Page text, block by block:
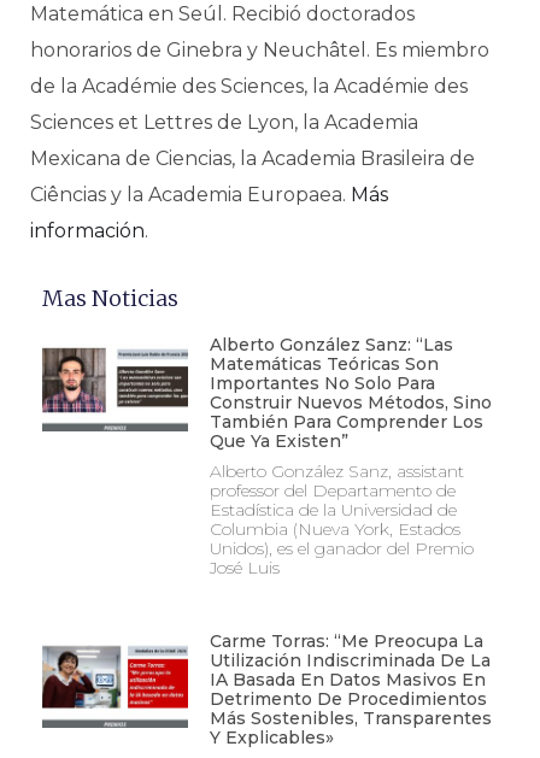
Matemática en Seúl. Recibió doctorados
honorarios de Ginebra y Neuchâtel. Es miembro
de la Académie des Sciences, la Académie des
Sciences et Lettres de Lyon, la Academia
Mexicana de Ciencias, la Academia Brasileira de
Ciências y la Academia Europaea. Más
información.
Mas Noticias
Alberto González Sanz: “Las
Matemáticas Teóricas Son
Importantes No Solo Para
Construir Nuevos Métodos, Sino
También Para Comprender Los
Que Ya Existen”
Alberto González Sanz, assistant
professor del Departamento de
Estadística de la Universidad de
Columbia (Nueva York, Estados
Unidos), es el ganador del Premio
José Luis
Carme Torras: “Me Preocupa La
Utilización Indiscriminada De La
IA Basada En Datos Masivos En
Detrimento De Procedimientos
Más Sostenibles, Transparentes
Y Explicables»